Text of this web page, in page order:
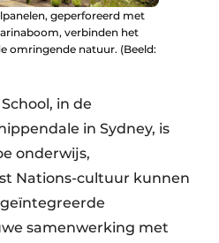
geperforeerd met
verbinden het
omringende natuur. (Beeld:
in de
in Sydney, is
onderwijs,
Nations-cultuur kunnen
samenwerking met